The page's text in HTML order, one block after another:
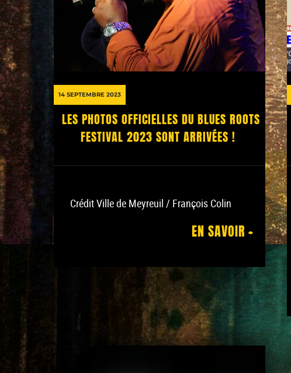
14 SEPTEMBRE 2023
LES PHOTOS OFFICIELLES DU BLUES ROOTS
FESTIVAL 2023 SONT ARRIVÉES !
Crédit Ville de Meyreuil / François Colin
EN SAVOIR +